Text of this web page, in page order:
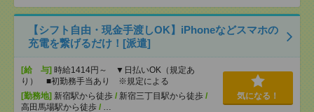
【シフト自由・現金手渡しOK】iPhoneなどスマホの
充電を繋げるだけ！[派遣]
[給 与] 時給1414円～ ▼日払いOK（規定あ
り） ■初勤務手当あり ※規定による
[勤務地] 新宿駅から徒歩 / 新宿三丁目駅から徒歩 /
高田馬場駅から徒歩 / …
気になる！